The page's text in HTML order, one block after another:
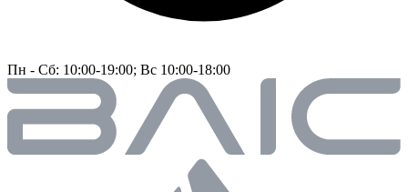
Пн - Сб: 10:00-19:00; Вс 10:00-18:00